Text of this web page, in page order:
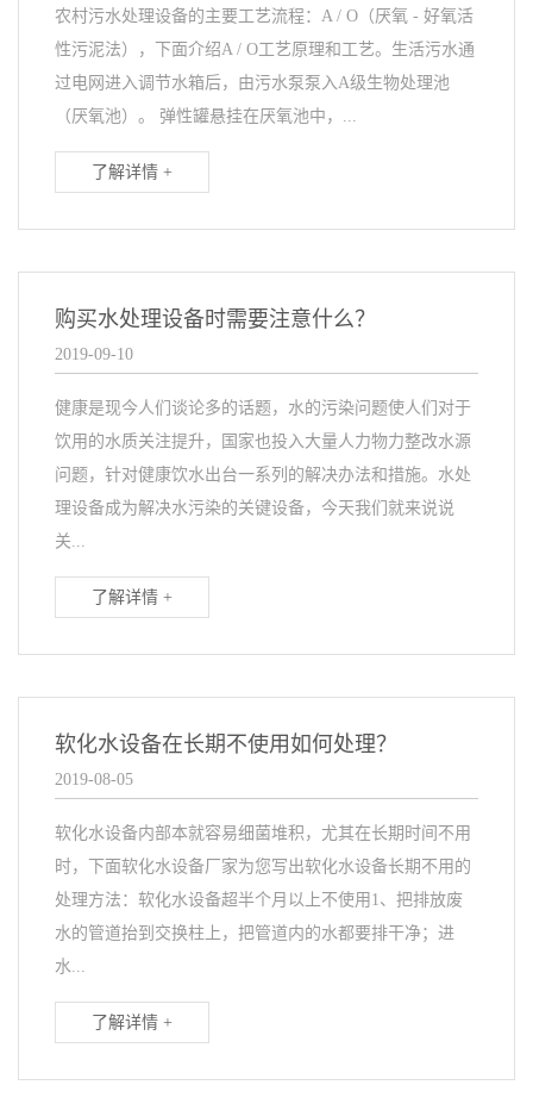
农村污水处理设备的主要工艺流程：A / O（厌氧 - 好氧活
性污泥法），下面介绍A / O工艺原理和工艺。生活污水通
过电网进入调节水箱后，由污水泵泵入A级生物处理池
（厌氧池）。 弹性罐悬挂在厌氧池中，...
了解详情 +
购买水处理设备时需要注意什么？
2019-09-10
健康是现今人们谈论多的话题，水的污染问题使人们对于
饮用的水质关注提升，国家也投入大量人力物力整改水源
问题，针对健康饮水出台一系列的解决办法和措施。水处
理设备成为解决水污染的关键设备，今天我们就来说说
关...
了解详情 +
软化水设备在长期不使用如何处理？
2019-08-05
软化水设备内部本就容易细菌堆积，尤其在长期时间不用
时，下面软化水设备厂家为您写出软化水设备长期不用的
处理方法：软化水设备超半个月以上不使用1、把排放废
水的管道抬到交换柱上，把管道内的水都要排干净；进
水...
了解详情 +